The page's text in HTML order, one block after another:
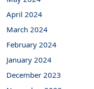
April 2024
March 2024
February 2024
January 2024
December 2023